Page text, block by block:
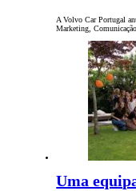
A Volvo Car Portugal
Marketing,
Uma